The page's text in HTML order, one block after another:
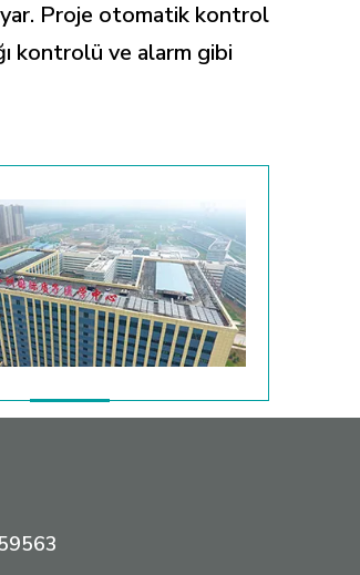
Proje otomatik kontrol
kontrolü ve alarm gibi